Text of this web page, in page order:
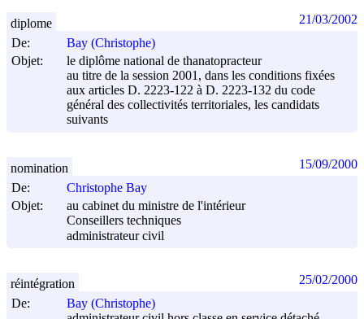
De:
Bay (Christophe)
Objet:
le diplôme national de thanatopracteur
au titre de la session 2001, dans les conditions fixées
aux articles D. 2223-122 à D. 2223-132 du code
général des collectivités territoriales, les candidats
suivants
diplome 21/03/2002
De:
Christophe Bay
Objet:
au cabinet du ministre de l'intérieur
Conseillers techniques
administrateur civil
nomination 15/09/2000
De:
Bay (Christophe)
réintégration 25/02/2000